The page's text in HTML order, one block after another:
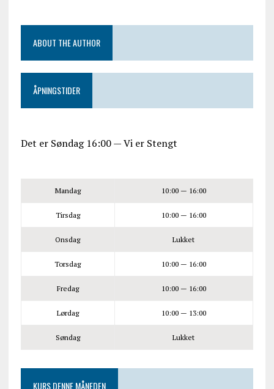
ABOUT THE AUTHOR
ÅPNINGSTIDER
Det erSøndag16:00—Vi er Stengt
Mandag 10:00 — 16:00
Tirsdag 10:00 — 16:00
Onsdag Lukket
Torsdag 10:00 — 16:00
Fredag 10:00 — 16:00
Lørdag 10:00 — 13:00
Søndag Lukket
KURS DENNE MÅNEDEN